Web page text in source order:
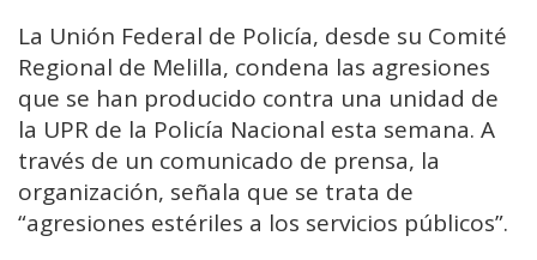
La Unión Federal de Policía, desde su Comité
Regional de Melilla, condena las agresiones
que se han producido contra una unidad de
la UPR de la Policía Nacional esta semana. A
través de un comunicado de prensa, la
organización, señala que se trata de
“agresiones estériles a los servicios públicos”.